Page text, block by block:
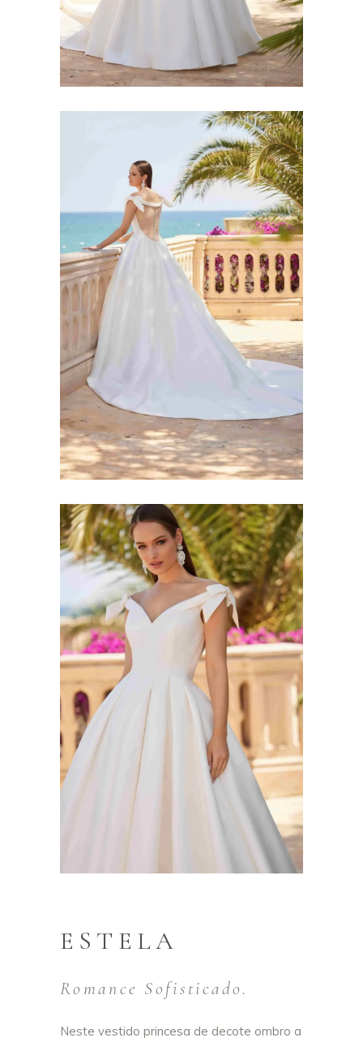
ESTELA
Romance Sofisticado.
Neste vestido princesa de decote ombro a